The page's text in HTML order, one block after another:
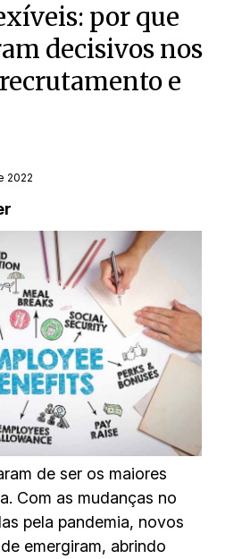
por que
decisivos nos
e
2022
de ser os maiores
Com as mudanças no
pela pandemia, novos
emergiram, abrindo